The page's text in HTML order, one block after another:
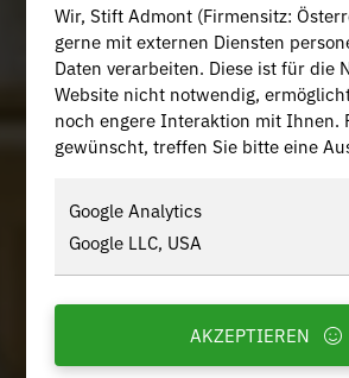
Wir, Stift Admont (Firmensitz:
gerne mit externen Diensten
Daten verarbeiten. Diese ist für die
Website nicht notwendig,
noch engere Interaktion mit Ihnen.
gewünscht, treffen Sie bitte eine
Google Analytics
Google LLC, USA
AKZEPTIEREN